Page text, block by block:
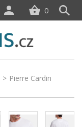
> Pierre Cardin
0